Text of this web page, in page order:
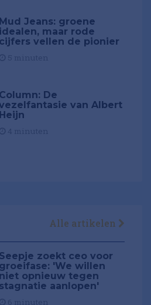
Mud Jeans: groene
idealen, maar rode
cijfers vellen de pionier
Column: De
van Albert
Heijn
Alle artikelen
Seepje zoekt ceo voor
groeifase: 'We willen
niet opnieuw tegen
stagnatie aanlopen'